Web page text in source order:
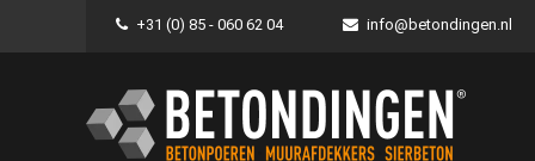
+31 (0) 85 - 060 62 04 info@betondingen.nl